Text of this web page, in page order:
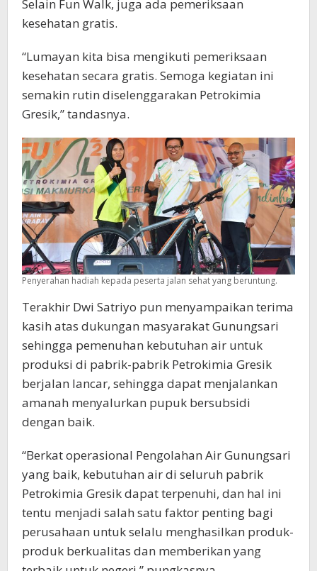
Selain Fun Walk, juga ada pemeriksaan
kesehatan gratis.
“Lumayan kita bisa mengikuti pemeriksaan
kesehatan secara gratis. Semoga kegiatan ini
semakin rutin diselenggarakan Petrokimia
Gresik,” tandasnya.
Penyerahan hadiah kepada peserta jalan sehat yang beruntung.
Terakhir Dwi Satriyo pun menyampaikan terima
kasih atas dukungan masyarakat Gunungsari
sehingga pemenuhan kebutuhan air untuk
produksi di pabrik-pabrik Petrokimia Gresik
berjalan lancar, sehingga dapat menjalankan
amanah menyalurkan pupuk bersubsidi
dengan baik.
“Berkat operasional Pengolahan Air Gunungsari
yang baik, kebutuhan air di seluruh pabrik
Petrokimia Gresik dapat terpenuhi, dan hal ini
tentu menjadi salah satu faktor penting bagi
perusahaan untuk selalu menghasilkan produk-
produk berkualitas dan memberikan yang